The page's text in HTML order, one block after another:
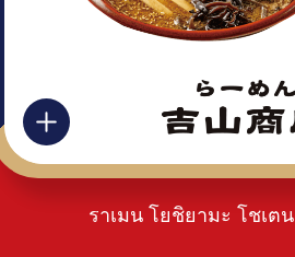
ราเมน โยชิยามะ โชเตน